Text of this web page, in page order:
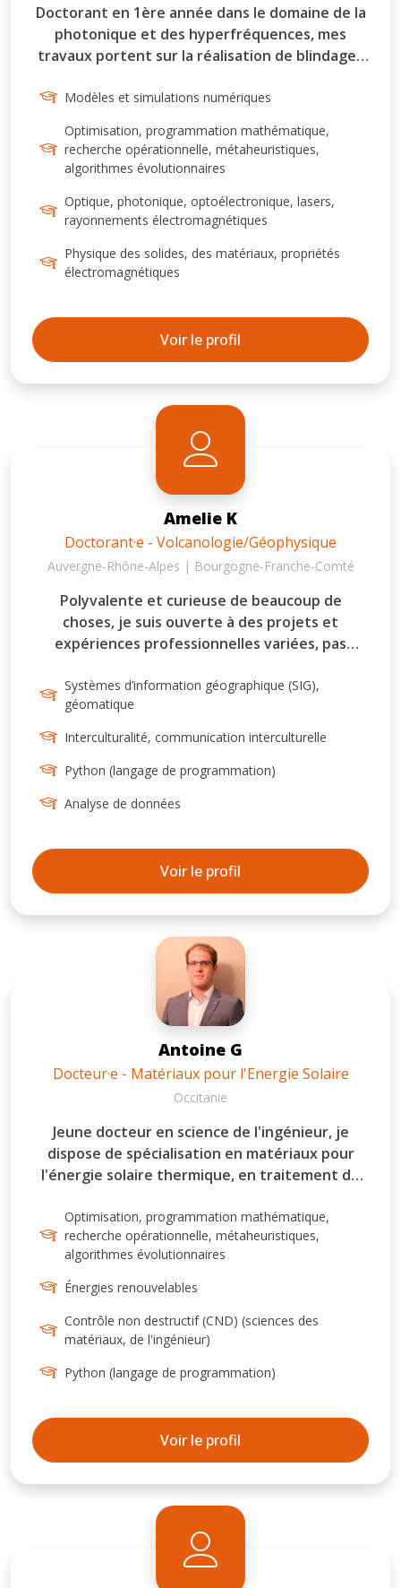
Doctorant en 1ère année dans le domaine de la
photonique et des hyperfréquences, mes
travaux portent sur la réalisation de blindages
Modèles et simulations numériques
Optimisation, programmation mathématique,
recherche opérationnelle, métaheuristiques,
algorithmes évolutionnaires
Optique, photonique, optoélectronique, lasers,
rayonnements électromagnétiques
Physique des solides, des matériaux, propriétés
électromagnétiques
Voir le profil
Amelie K
Doctorant·e - Volcanologie/Géophysique
Auvergne-Rhône-Alpes | Bourgogne-Franche-Comté
Polyvalente et curieuse de beaucoup de
choses, je suis ouverte à des projets et
expériences professionnelles variées, pas
langues et de la communication. Allemand de
langue maternelle, parle français et anglais
couramment, bonne connaissance du
la Terre (Météorologie, océanographie,
géophysique), master en géophysique avec
expérience de terrain. En plus de mon
nutrition, ainsi qu'à l'interculturalité.
Systèmes d’information géographique (SIG),
géomatique
Interculturalité, communication interculturelle
Python (langage de programmation)
Analyse de données
Voir le profil
Antoine G
Docteur·e - Matériaux pour l'Energie Solaire
Occitanie
Jeune docteur en science de l'ingénieur, je
dispose de spécialisation en matériaux pour
l'énergie solaire thermique, en traitement de
une culture interaction énergie / matériaux,
appliquée à l’énergie solaire et au bâtiment
Optimisation, programmation mathématique,
recherche opérationnelle, métaheuristiques,
algorithmes évolutionnaires
Énergies renouvelables
Contrôle non destructif (CND) (sciences des
matériaux, de l'ingénieur)
Python (langage de programmation)
Voir le profil